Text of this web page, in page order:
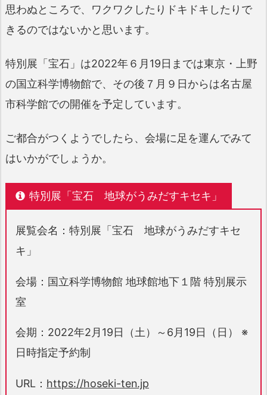
思わぬところで、ワクワクしたりドキドキしたりで
きるのではないかと思います。
特別展「宝石」は2022年６月19日までは東京・上野
の国立科学博物館で、その後７月９日からは名古屋
市科学館での開催を予定しています。
ご都合がつくようでしたら、会場に足を運んでみて
はいかがでしょうか。
特別展「宝石 地球がうみだすキセキ」
展覧会名：特別展「宝石 地球がうみだすキセ
キ」
会場：国立科学博物館 地球館地下１階 特別展示
室
会期：2022年2月19日（土）～6月19日（日） ※
日時指定予約制
URL： https://hoseki-ten.jp